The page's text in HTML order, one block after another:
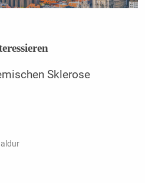
Sklerose